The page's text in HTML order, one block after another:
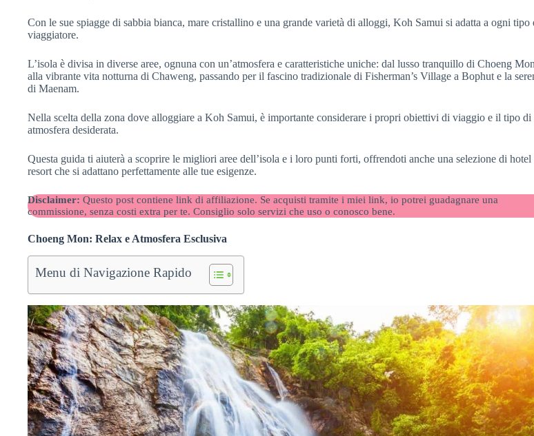
Con le sue spiagge di sabbia bianca, mare cristallino e una grande varietà di alloggi, Koh Samui si adatta a ogni tipo
viaggiatore.
L’isola è divisa in diverse aree, ognuna con un’atmosfera e caratteristiche uniche: dal lusso tranquillo di Choeng Mon
alla vibrante vita notturna di Chaweng, passando per il fascino tradizionale di Fisherman’s Village a Bophut e la
di Maenam.
Nella scelta della zona dove alloggiare a Koh Samui, è importante considerare i propri obiettivi di viaggio e il tipo di
atmosfera desiderata.
Questa guida ti aiuterà a scoprire le migliori aree dell’isola e i loro punti forti, offrendoti anche una selezione di hotel
resort che si adattano perfettamente alle tue esigenze.
Disclaimer: Questo post contiene link di affiliazione. Se acquisti tramite i miei link, io potrei guadagnare una
commissione, senza costi extra per te. Consiglio solo servizi che uso o conosco bene.
Choeng Mon: Relax e Atmosfera Esclusiva
Menu di Navigazione Rapido